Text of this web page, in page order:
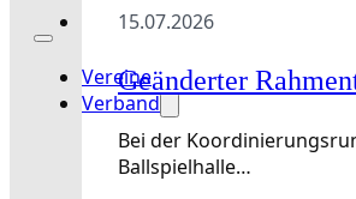
Vereine
Verband
15.07.2026
Geänderter
Bei der
Ballspielhalle…